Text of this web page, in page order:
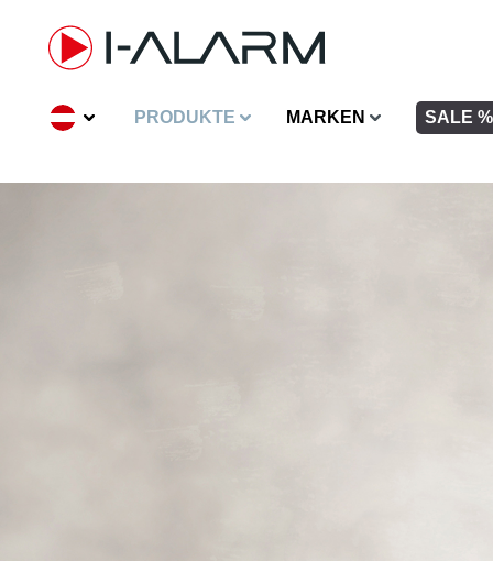
springen
PRODUKTE MARKEN SALE %